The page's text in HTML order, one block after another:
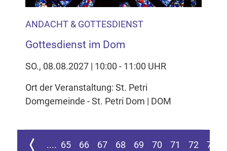
ANDACHT & GOTTESDIENST
Gottesdienst im Dom
SO., 08.08.2027 | 10:00 - 11:00 UHR
Ort der Veranstaltung: St. Petri
Domgemeinde - St. Petri Dom | DOM
ersten Seite springen
Zur vorherigen Seite
.... 65 66 67 68 69 70 71 72 73